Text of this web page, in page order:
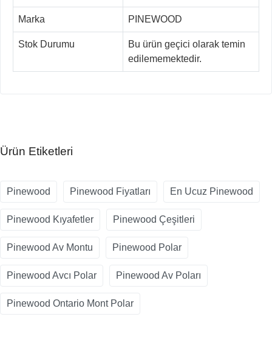
Marka PINEWOOD
Stok Durumu
Bu ürün geçici olarak temin
edilememektedir.
Ürün Etiketleri
Pinewood Pinewood Fiyatları En Ucuz Pinewood
Pinewood Kıyafetler Pinewood Çeşitleri
Pinewood Av Montu Pinewood Polar
Pinewood Avcı Polar Pinewood Av Poları
Pinewood Ontario Mont Polar